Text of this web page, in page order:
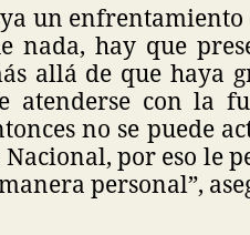
un
nada, hay que
allá de que haya
atenderse con la
no se puede
por eso le
personal”,